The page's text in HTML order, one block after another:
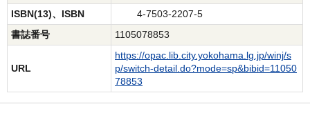
ISBN(13)、ISBN
4-7503-2207-5
書誌番号
1105078853
URL
https://opac.lib.city.yokohama.lg.jp/winj/s
p/switch-detail.do?mode=sp&bibid=11050
78853